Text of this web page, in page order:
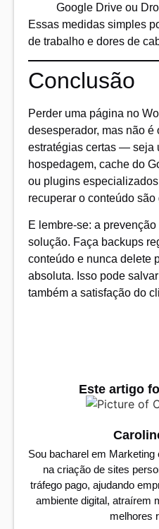
Google Drive ou
Essas medidas simples
de trabalho e dores de
Conclusão
Perder uma página no
desesperador, mas não é
estratégias certas — seja
hospedagem, cache do
ou plugins
recuperar o conteúdo são
E lembre-se: a
solução. Faça backups
conteúdo e nunca delete
absoluta. Isso pode
também a satisfação do
Este artigo
Sou bacharel em
na criação de sites
tráfego pago, ajudando
ambiente digital, atraírem
melhores